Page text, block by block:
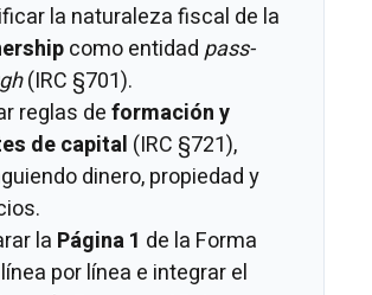
la naturaleza fiscal de la
como entidadpass-
(IRC §701).
reglas deformación y
de capital (IRC §721),
dinero, propiedad y
la Página 1 de la Forma
por línea e integrar el